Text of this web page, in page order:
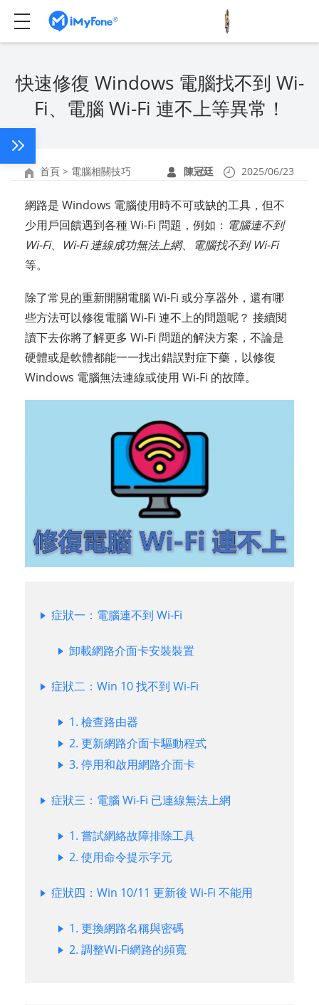
快速修復 Windows 電腦找不到 Wi-
Fi、電腦 Wi-Fi 連不上等異常！
首頁 > 電腦相關技巧 陳冠廷 2025/06/23
網路是 Windows 電腦使用時不可或缺的工具，但不
少用戶回饋遇到各種 Wi-Fi 問題，例如： 電腦連不到
Wi-Fi、 Wi-Fi 連線成功無法上網、
電腦找不到 Wi-Fi
等。
除了常見的重新開關電腦 Wi-Fi 或分享器外，還有哪
些方法可以修復電腦 Wi-Fi 連不上的問題呢？ 接續閱
讀下去你將了解更多 Wi-Fi 問題的解決方案，不論是
硬體或是軟體都能一一找出錯誤對症下藥，以修復
Windows 電腦無法連線或使用 Wi-Fi 的故障。
症狀一：電腦連不到 Wi-Fi
卸載網路介面卡安裝裝置
症狀二：Win 10 找不到 Wi-Fi
1. 檢查路由器
2. 更新網路介面卡驅動程式
3. 停用和啟用網路介面卡
症狀三：電腦 Wi-Fi 已連線無法上網
1. 嘗試網絡故障排除工具
2. 使用命令提示字元
症狀四：Win 10/11 更新後 Wi-Fi 不能用
1. 更換網路名稱與密碼
2. 調整Wi-Fi網路的頻寬